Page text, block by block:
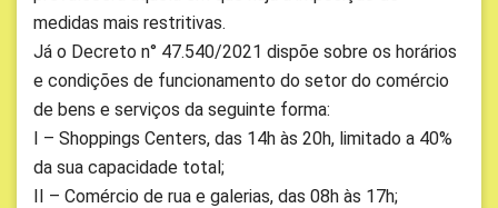
medidas mais restritivas.
Já o Decreto n° 47.540/2021 dispõe sobre os horários
e condições de funcionamento do setor do comércio
de bens e serviços da seguinte forma:
I – Shoppings Centers, das 14h às 20h, limitado a 40%
da sua capacidade total;
II – Comércio de rua e galerias, das 08h às 17h;